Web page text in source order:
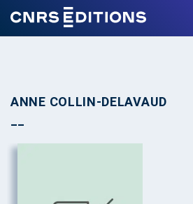
ANNE COLLIN-DELAVAUD